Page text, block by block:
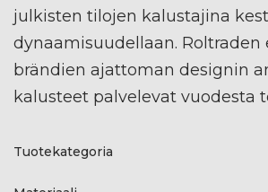
julkisten tilojen kalustajina
dynaamisuudellaan. Roltraden
brändien ajattoman designin
kalusteet palvelevat vuodesta
Tuotekategoria